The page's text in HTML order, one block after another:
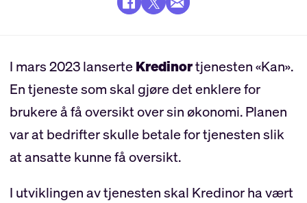
I mars 2023 lanserte Kredinortjenesten «Kan».
En tjeneste som skal gjøre det enklere for
brukere å få oversikt over sin økonomi. Planen
var at bedrifter skulle betale for tjenesten slik
at ansatte kunne få oversikt.
I utviklingen av tjenesten skal Kredinor ha vært